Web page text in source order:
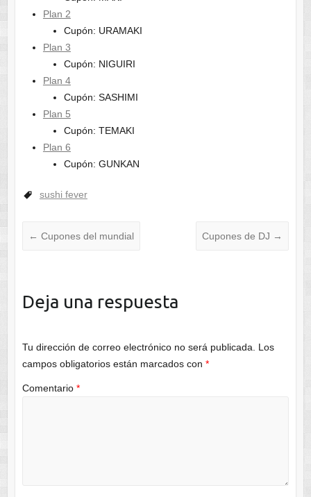
Plan 2
Cupón: URAMAKI
Plan 3
Cupón: NIGUIRI
Plan 4
Cupón: SASHIMI
Plan 5
Cupón: TEMAKI
Plan 6
Cupón: GUNKAN
sushi fever
← Cupones del mundial Cupones de DJ →
Deja una respuesta
Tu dirección de correo electrónico no será publicada.
Los
campos obligatorios están marcados con *
Comentario *